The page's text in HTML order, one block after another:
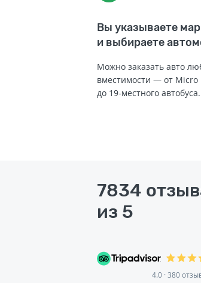
Вы указываете
и выбираете
Можно заказать авто
вместимости — от Micro
до 19-местного автобуса.
7834
из 5
4.0 · 380